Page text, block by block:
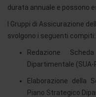
durata annuale e possono
I Gruppi di Assicurazione
svolgono i seguenti compiti:
Redazione
Dipartimentale (SUA-
Elaborazione della
Piano Strategico